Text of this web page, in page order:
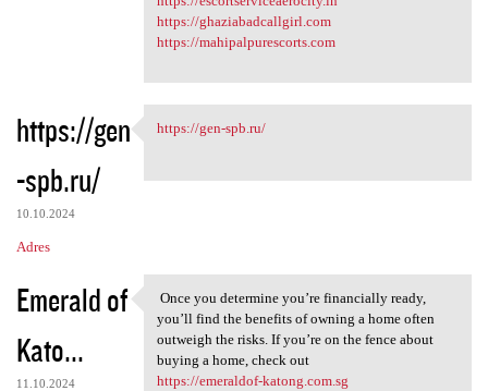
https://ghaziabadcallgirl.com
https://mahipalpurescorts.com
https://gen
-spb.ru/
10.10.2024
Adres
https://gen-spb.ru/
https://gen-spb.ru/
Emerald of
Kato...
11.10.2024
Once you determine you’re
Once you determine you’re financially ready,
you’ll find the benefits of owning a home often
outweigh the risks. If you’re on the fence about
buying a home, check out
https://emeraldof-katong.com.sg